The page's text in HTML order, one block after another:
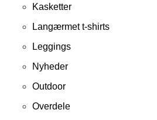
Kasketter
Langærmet t-shirts
Leggings
Nyheder
Outdoor
Overdele